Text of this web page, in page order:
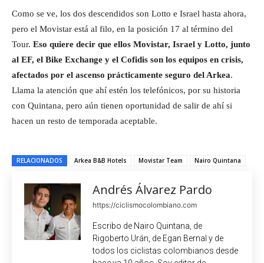
Como se ve, los dos descendidos son Lotto e Israel hasta ahora,
pero el Movistar está al filo, en la posición 17 al término del
Tour. Eso quiere decir que ellos Movistar, Israel y Lotto, junto
al EF, el Bike Exchange y el Cofidis son los equipos en crisis,
afectados por el ascenso prácticamente seguro del Arkea.
Llama la atención que ahí estén los telefónicos, por su historia
con Quintana, pero aún tienen oportunidad de salir de ahí si
hacen un resto de temporada aceptable.
RELACIONADOS Arkea B&B Hotels Movistar Team Nairo Quintana
Andrés Álvarez Pardo
https://ciclismocolombiano.com
Escribo de Nairo Quintana, de
Rigoberto Urán, de Egan Bernal y de
todos los ciclistas colombianos desde